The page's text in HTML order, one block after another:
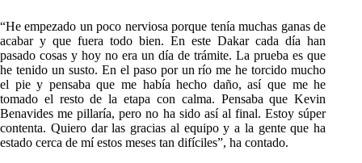
“He empezado un poco nerviosa porque tenía muchas ganas de
acabar y que fuera todo bien. En este Dakar cada día han
pasado cosas y hoy no era un día de trámite. La prueba es que
he tenido un susto. En el paso por un río me he torcido mucho
el pie y pensaba que me había hecho daño, así que me he
tomado el resto de la etapa con calma. Pensaba que Kevin
Benavides me pillaría, pero no ha sido así al final. Estoy súper
contenta. Quiero dar las gracias al equipo y a la gente que ha
estado cerca de mí estos meses tan difíciles”, ha contado.